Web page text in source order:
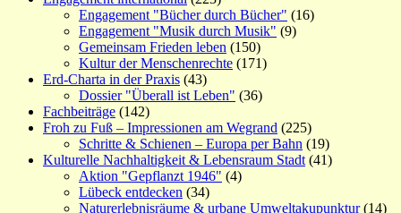
Engagement "Bücher durch Bücher" (16)
Engagement "Musik durch Musik" (9)
Gemeinsam Frieden leben (150)
Kultur der Menschenrechte (171)
Erd-Charta in der Praxis (43)
Dossier "Überall ist Leben" (36)
Fachbeiträge (142)
Froh zu Fuß – Impressionen am Wegrand (225)
Schritte & Schienen – Europa per Bahn (19)
Kulturelle Nachhaltigkeit & Lebensraum Stadt (41)
Aktion "Gepflanzt 1946" (4)
Lübeck entdecken (34)
Naturerlebnisräume & urbane Umweltakupunktur(14)